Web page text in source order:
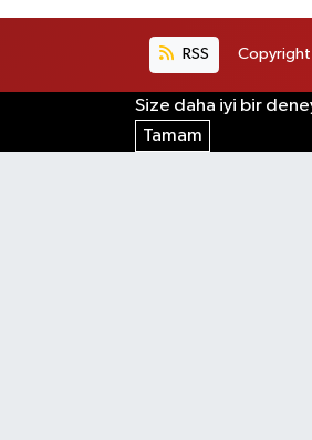
RSS Copyright
Size daha iyi bir
Tamam